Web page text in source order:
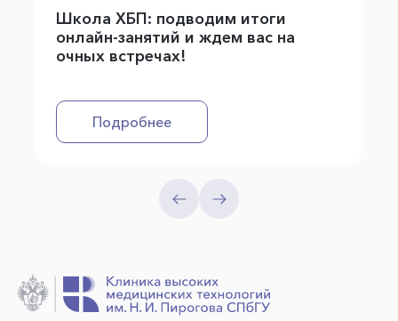
Школа ХБП: подводим итоги
онлайн-занятий и ждем вас на
очных встречах!
Подробнее